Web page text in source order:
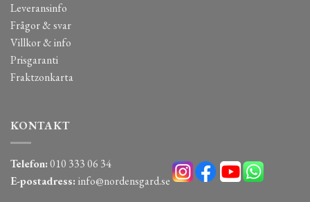
Leveransinfo
Frågor & svar
Villkor & info
Prisgaranti
Fraktzonkarta
KONTAKT
Telefon:010 333 06 34
E-postadress: info@nordensgard.se